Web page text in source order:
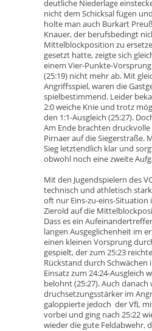
deutliche Niederlage
nicht dem Schicksal fügen
holte man auch Burkart
Knauer, der berufsbedingt
Mittelblockposition zu
gesetzt hatte, zeigte sich
einem Vier-Punkte-
(25:19) nicht mehr ab. Mit
Angriffsspiel, waren die
spielbestimmend. Leider
2:0 weiche Knie und trotz
den 1:1-Ausgleich (25:27).
Am Ende brachten
Pirnaer auf die Siegerstraße.
Sieg letztendlich klar und
obwohl noch eine zweite
Mit den Jugendspielern des
technisch und athletisch
oft nur Eins-zu-eins-Situation
Zierold auf die
Dass es ein
langen Ausgeglichenheit im
einen kleinen Vorsprung
gespielt, der zum 25:23
Rückstand durch Schwächen
Einsatz zum 24:24-Ausgleich
belohnt (25:27). Auch
druchsetzungsstärker im
galoppierte jedoch der VfL
vorbei und ging nach 25:22
wieder die gute Feldabwehr,